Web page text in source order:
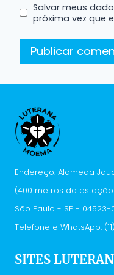
Salvar meus
próxima vez que
Endereço: Alameda
(400 metros da
São Paulo - SP - 04523-
Telefone e WhatsApp:
SITES